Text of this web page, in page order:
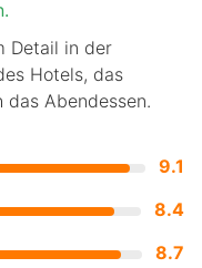
9.1
8.4
8.7
Detail in der
Hotels, das
das Abendessen.